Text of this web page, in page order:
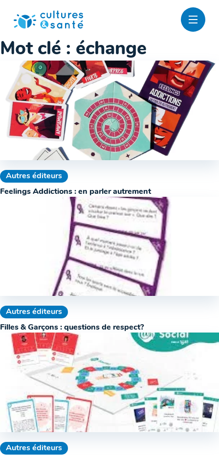
contenu
Mot clé : échange
Autres éditeurs
Feelings Addictions : en parler autrement
Autres éditeurs
Filles & Garçons : questions de respect?
Autres éditeurs